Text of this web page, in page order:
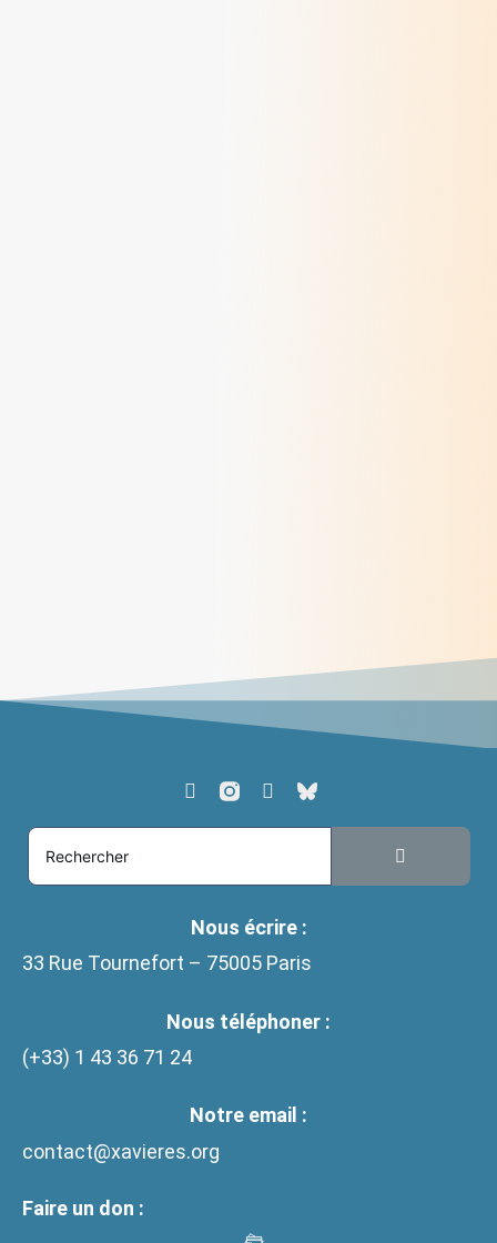
Nous écrire :
33 Rue Tournefort – 75005 Paris
Nous téléphoner :
(+33) 1 43 36 71 24
Notre email :
contact@xavieres.org
Faire un don :